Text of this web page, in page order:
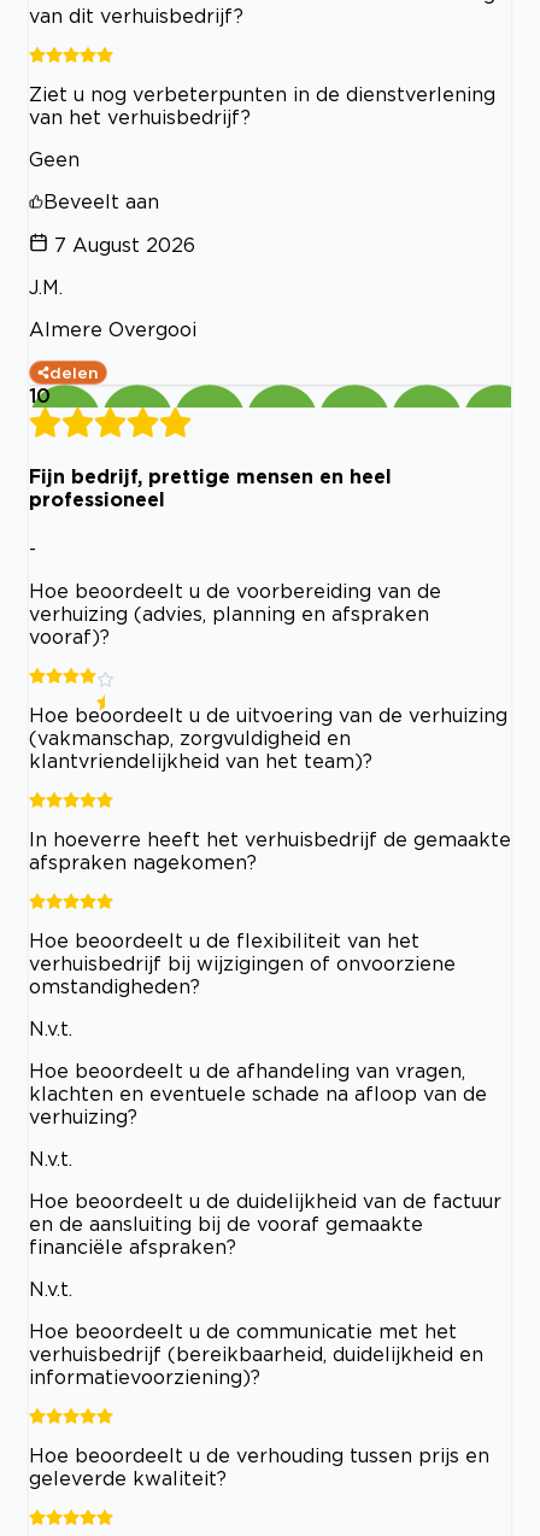
van dit verhuisbedrijf?
Ziet u nog verbeterpunten in de dienstverlening
van het verhuisbedrijf?
Geen
Beveelt aan
7 August 2026
J.M.
Almere Overgooi
delen
10
Fijn bedrijf, prettige mensen en heel
professioneel
-
Hoe beoordeelt u de voorbereiding van de
verhuizing (advies, planning en afspraken
vooraf)?
Hoe beoordeelt u de uitvoering van de verhuizing
(vakmanschap, zorgvuldigheid en
klantvriendelijkheid van het team)?
In hoeverre heeft het verhuisbedrijf de gemaakte
afspraken nagekomen?
Hoe beoordeelt u de flexibiliteit van het
verhuisbedrijf bij wijzigingen of onvoorziene
omstandigheden?
N.v.t.
Hoe beoordeelt u de afhandeling van vragen,
klachten en eventuele schade na afloop van de
verhuizing?
N.v.t.
Hoe beoordeelt u de duidelijkheid van de factuur
en de aansluiting bij de vooraf gemaakte
financiële afspraken?
N.v.t.
Hoe beoordeelt u de communicatie met het
verhuisbedrijf (bereikbaarheid, duidelijkheid en
informatievoorziening)?
Hoe beoordeelt u de verhouding tussen prijs en
geleverde kwaliteit?